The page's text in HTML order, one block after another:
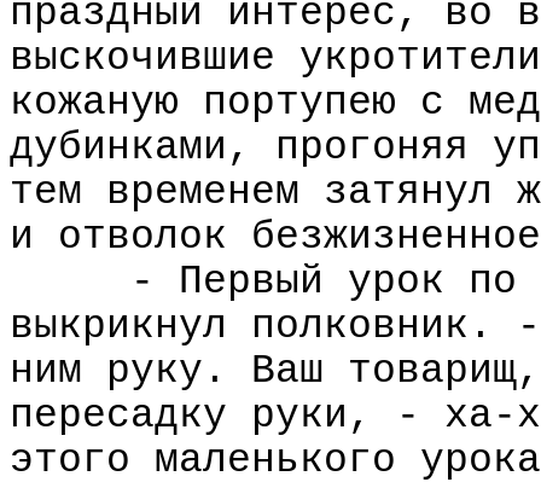
праздный интерес, во
выскочившие
кожаную портупею с
дубинками, прогоняя
тем временем затянул
и отволок
- Первый урок по
выкрикнул полковник.
ним руку. Ваш
пересадку руки, -
этого маленького